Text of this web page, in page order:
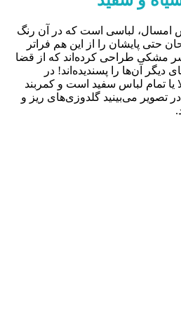
لباسی است که در آن‌ رنگ
حتی پایشان را از این هم فراتر
مشکی طراحی کرده‌اند که از قضا
آن‌ها را پسندیده‌اند! در
تمام لباس سفید است و کمربند
تصویر می‌بینید گلدوزی‌های ریز و